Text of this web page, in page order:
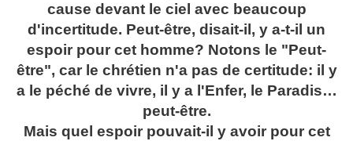
cause devant le ciel avec beaucoup
d'incertitude. Peut-être, disait-il, y a-t-il un
espoir pour cet homme? Notons le "Peut-
être", car le chrétien n'a pas de certitude: il y
a le péché de vivre, il y a l'Enfer, le Paradis…
peut-être.
Mais quel espoir pouvait-il y avoir pour cet